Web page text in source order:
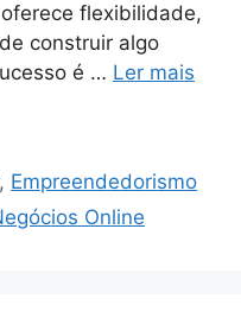
flexibilidade,
construir algo
é … Ler mais
, Empreendedorismo
Online